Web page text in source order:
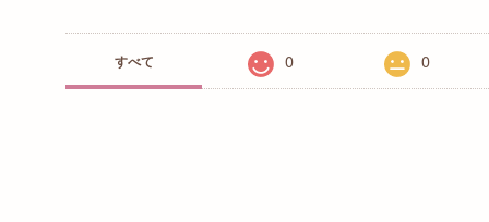
すべて 0 0